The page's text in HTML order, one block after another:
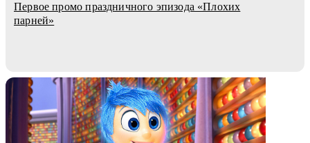
Первое промо праздничного эпизода «Плохих
парней»